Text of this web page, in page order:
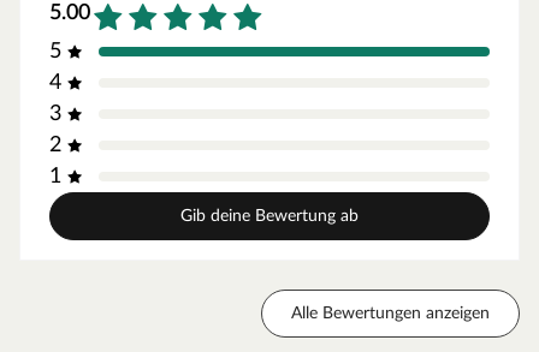
5.00
5
4
3
2
1
Gib deine Bewertung ab
Alle Bewertungen anzeigen